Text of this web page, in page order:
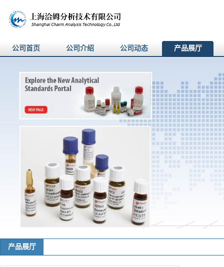
公司首页 公司介绍 公司动态 产品展厅
产品展厅